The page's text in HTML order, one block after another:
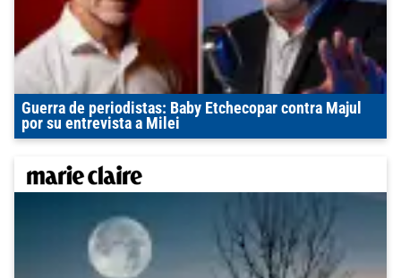
Guerra de periodistas: Baby Etchecopar contra Majul
por su entrevista a Milei